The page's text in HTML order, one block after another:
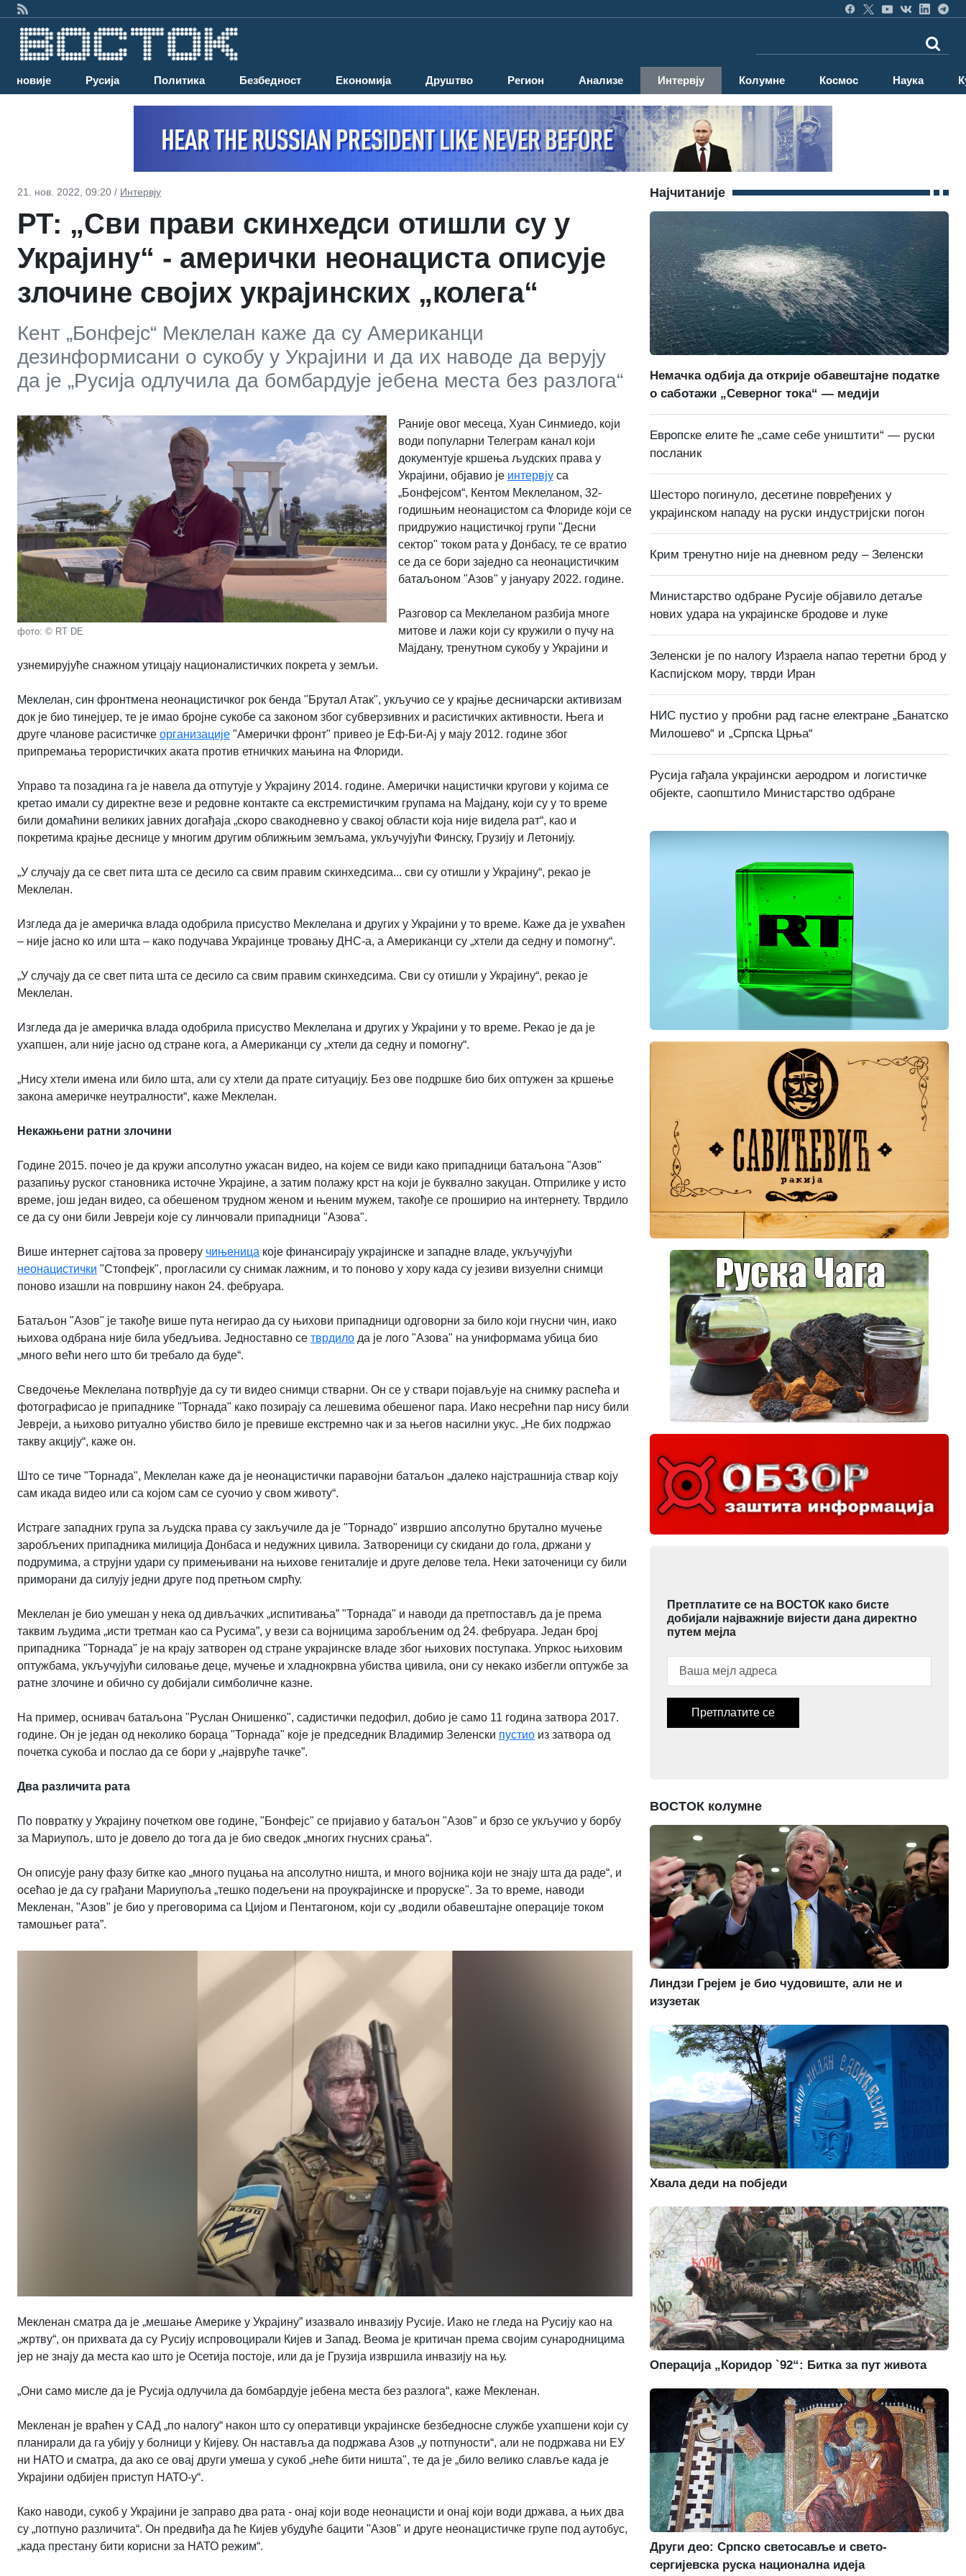
Најновије Русија Политика Безбедност Економија Друштво Регион Анализе Интервју Колумне Космос Наука
21. нов. 2022, 09:20 / Интервју
РТ: „Сви прави скинхедси отишли су у
Украјину“ - амерички неонациста описује
злочине својих украјинских „колега“
Кент „Бонфејс“ Меклелан каже да су Американци
дезинформисани о сукобу у Украјини и да их наводе да верују
да је „Русија одлучила да бомбардује јебена места без разлога“
фото: © RT DE
Раније овог месеца, Хуан Синмиедо, који
води популарни Телеграм канал који
документује кршења људских права у
Украјини, објавио је интервјуса
„Бонфејсом“, Кентом Меклеланом, 32-
годишњим неонацистом са Флориде који се
придружио нацистичкој групи "Десни
сектор" током рата у Донбасу, те се вратио
се да се бори заједно са неонацистичким
батаљоном "Азов" у ​​јануару 2022. године.
Разговор са Меклеланом разбија многе
митове и лажи који су кружили о пучу на
Мајдану, тренутном сукобу у Украјини и
узнемирујуће снажном утицају националистичких покрета у земљи.
Меклелан, син фронтмена неонацистичког рок бенда "Брутал Атак", укључио се у крајње десничарски активизам
док је био тинејџер, те је имао бројне сукобе са законом због субверзивних и расистичких активности. Њега и
друге чланове расистичке организације "Амерички фронт" привео је Еф-Би-Ај у мају 2012. године због
припремања терористичких аката против етничких мањина на Флориди.
Управо та позадина га је навела да отпутује у Украјину 2014. године. Амерички нацистички кругови у којима се
кретао имали су директне везе и редовне контакте са екстремистичким групама на Мајдану, који су у то време
били домаћини великих јавних догађаја „скоро свакодневно у свакој области која није видела рат“, као и
покретима крајње деснице у многим другим оближњим земљама, укључујући Финску, Грузију и Летонију.
„У случају да се свет пита шта се десило са свим правим скинхедсима... сви су отишли у Украјину“, рекао је
Меклелан.
Изгледа да је америчка влада одобрила присуство Меклелана и других у Украјини у то време. Каже да је ухваћен
– није јасно ко или шта – како подучава Украјинце тровању ДНС-а, а Американци су „хтели да седну и помогну“.
„У случају да се свет пита шта се десило са свим правим скинхедсима. Сви су отишли ​​у Украјину“, рекао је
Меклелан.
Изгледа да је америчка влада одобрила присуство Меклелана и других у Украјини у то време. Рекао је да је
ухапшен, али није јасно од стране кога, а Американци су „хтели да седну и помогну“.
„Нису хтели имена или било шта, али су хтели да прате ситуацију. Без ове подршке био бих оптужен за кршење
закона америчке неутралности“, каже Меклелан.
Некажњени ратни злочини
Године 2015. почео је да кружи апсолутно ужасан видео, на којем се види како припадници батаљона "Азов"
разапињу руског становника источне Украјине, а затим полажу крст на који је буквално закуцан. Отприлике у исто
време, још један видео, са обешеном трудном женом и њеним мужем, такође се проширио на интернету. Тврдило
се да су они били Јевреји које су линчовали припадници "Азова".
Више интернет сајтова за проверу чињеница које финансирају украјинске и западне владе, укључујући
неонацистички "Стопфејк", прогласили су снимак лажним, и то поново у хору када су језиви визуелни снимци
поново изашли на површину након 24. фебруара.
Батаљон "Азов" је такође више пута негирао да су њихови припадници одговорни за било који гнусни чин, иако
њихова одбрана није била убедљива. Једноставно се тврдило да је лого "Азова" на униформама убица био
„много већи него што би требало да буде“.
Сведочење Меклелана потврђује да су ти видео снимци стварни. Он се у ствари појављује на снимку распећа и
фотографисао је припаднике "Торнада" како позирају са лешевима обешеног пара. Иако несрећни пар нису били
Јевреји, а њихово ритуално убиство било је превише екстремно чак и за његов насилни укус. „Не бих подржао
такву акцију“, каже он.
Што се тиче "Торнада", Меклелан каже да је неонацистички паравојни батаљон „далеко најстрашнија ствар коју
сам икада видео или са којом сам се суочио у свом животу“.
Истраге западних група за људска права су закључиле да је "Торнадо" извршио апсолутно брутално мучење
заробљених припадника милиција Донбаса и недужних цивила. Затвореници су скидани до гола, држани у
подрумима, а струјни удари су примењивани на њихове гениталије и друге делове тела. Неки заточеници су били
приморани да силују једни друге под претњом смрћу.
Меклелан је био умешан у нека од дивљачких „испитивања” "Торнада" и наводи да претпостављ да је према
таквим људима „исти третман као са Русима”, у вези са војницима заробљеним од 24. фебруара. Један број
припадника "Торнада" је на крају затворен од стране украјинске владе због њихових поступака. Упркос њиховим
оптужбама, укључујући силовање деце, мучење и хладнокрвна убиства цивила, они су некако избегли оптужбе за
ратне злочине и обично су добијали симболичне казне.
На пример, оснивач батаљона "Руслан Онишенко", садистички педофил, добио је само 11 година затвора 2017.
године. Он је један од неколико бораца "Торнада" које је председник Владимир Зеленски пустио из затвора од
почетка сукоба и послао да се бори у „највруће тачке”.
Два различита рата
По повратку у Украјину почетком ове године, "Бонфејс" се пријавио у батаљон "Азов" и брзо се укључио у борбу
за Мариупољ, што је довело до тога да је био сведок „многих гнусних срања“.
Он описује рану фазу битке као „много пуцања на апсолутно ништа, и много војника који не знају шта да раде“, и
осећао је да су грађани Мариупоља „тешко подељени на проукрајинске и проруске". За то време, наводи
Мекленан, "Азов" је био у преговорима са Цијом и Пентагоном, који су „водили обавештајне операције током
тамошњег рата”.
Мекленан сматра да је „мешање Америке у Украјину” изазвало инвазију Русије. Иако не гледа на Русију као на
„жртву“, он прихвата да су Русију испровоцирали Кијев и Запад. Веома је критичан према својим сународницима
јер не знају да места као што је Осетија постоје, или да је Грузија извршила инвазију на њу.
„Они само мисле да је Русија одлучила да бомбардује јебена места без разлога“, каже Мекленан.
Мекленан је враћен у САД „по налогу“ након што су оперативци украјинске безбедносне службе ухапшени који су
планирали да га убију у болници у Кијеву. Он наставља да подржава Азов „у потпуности“, али не подржава ни ЕУ
ни НАТО и сматра, да ако се овај други умеша у сукоб „неће бити ништа", те да је „било велико славље када је
Украјини одбијен приступ НАТО-у“.
Како наводи, сукоб у Украјини је заправо два рата - онај који воде неонацисти и онај који води држава, а њих два
су „потпуно различита“. Он предвиђа да ће Кијев убудуће бацити "Азов" и друге неонацистичке групе под аутобус,
„када престану бити корисни за НАТО режим“.
Најчитаније
Немачка одбија да открије обавештајне податке
о саботажи „Северног тока“ — медији
Европске елите ће „саме себе уништити“ — руски
посланик
Шесторо погинуло, десетине повређених у
украјинском нападу на руски индустријски погон
Крим тренутно није на дневном реду – Зеленски
Министарство одбране Русије објавило детаље
нових удара на украјинске бродове и луке
Зеленски је по налогу Израела напао теретни брод у
Каспијском мору, тврди Иран
НИС пустио у пробни рад гасне електране „Банатско
Милошево“ и „Српска Црња“
Русија гађала украјински аеродром и логистичке
објекте, саопштило Министарство одбране
Претплатите се на ВОСТОК како бисте
добијали најважније вијести дана директно
путем мејла
Претплатите се
ВОСТОК колумне
Линдзи Грејем је био чудовиште, али не и
изузетак
Хвала деди на побједи
Операција „Коридор `92“: Битка за пут живота
Други део: Српско светосавље и свето-
сергијевска руска национална идеја